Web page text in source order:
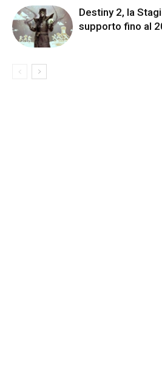
Destiny 2, la
supporto fino al